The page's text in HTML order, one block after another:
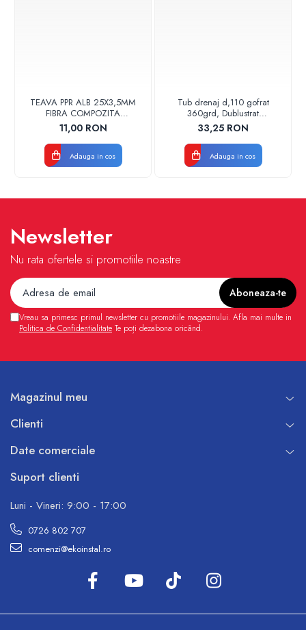
TEAVA PPR ALB 25X3,5MM
FIBRA COMPOZITA
10033025004
VALDUOTHERM VALROM
11,00 RON
Adauga in cos
Tub drenaj d,110 gofrat
360grd, Dublustrat
verde/negru 110152 Drainkit
33,25 RON
Adauga in cos
Newsletter
Nu rata ofertele si promotiile noastre
Vreau sa primesc primul newsletter cu promotiile magazinului. Afla mai multe in
Politica de Confidentialitate Te poți dezabona oricând.
Magazinul meu
Clienti
Date comerciale
Suport clienti
Luni - Vineri: 9:00 - 17:00
0726 802 707
comenzi@ekoinstal.ro